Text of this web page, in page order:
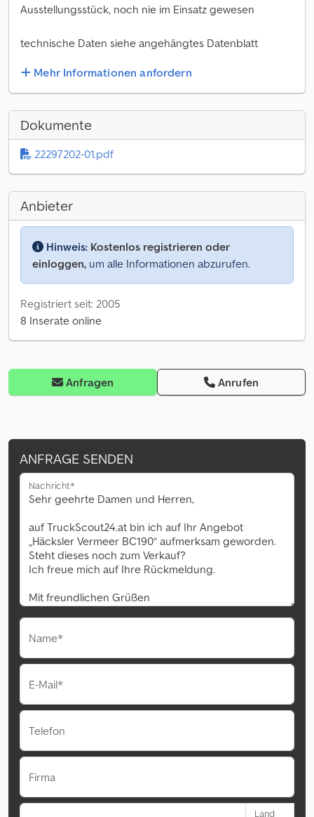
Ausstellungsstück, noch nie im Einsatz gewesen
technische Daten siehe angehängtes Datenblatt
Mehr Informationen anfordern
Dokumente
22297202-01.pdf
Anbieter
Hinweis: Kostenlos registrieren oder
einloggen, um alle Informationen abzurufen.
Registriert seit: 2005
8 Inserate online
Anfragen Anrufen
ANFRAGE SENDEN
Nachricht*
Name*
E-Mail*
Telefon
Firma
Land